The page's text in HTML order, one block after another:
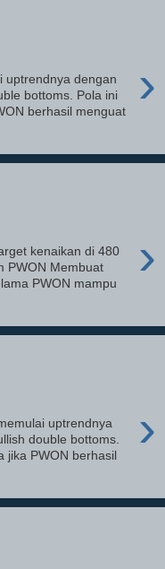
›
uptrendnya dengan
bottoms. Pola ini
berhasil menguat
›
kenaikan di 480
PWON Membuat
PWON mampu
›
uptrendnya
double bottoms.
jika PWON berhasil